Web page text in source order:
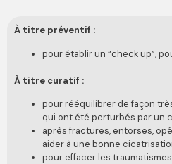
À titre préventif :
pour établir un “check up”,
À titre curatif :
pour rééquilibrer de façon
qui ont été perturbés par un
après fractures, entorses,
aider à une bonne
pour effacer les